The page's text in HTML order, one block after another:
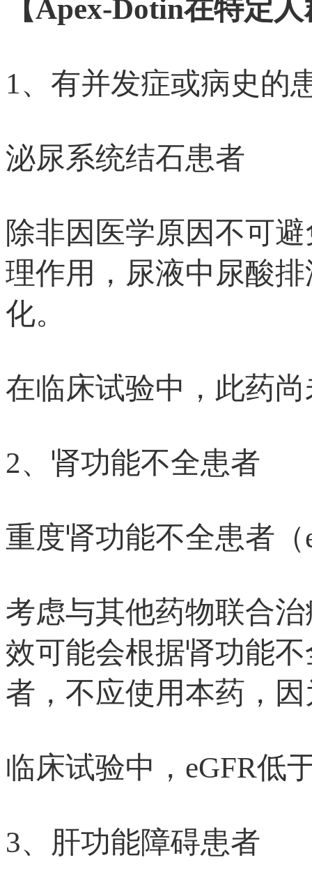
【Apex-Dotin在特定
1、有并发症或病史的
泌尿系统结石患者
除非因医学原因不可
理作用，尿液中尿酸
化。
在临床试验中，此药
2、肾功能不全患者
重度肾功能不全患者（
考虑与其他药物联合
效可能会根据肾功能
者，不应使用本药，
临床试验中，eGFR低
3、肝功能障碍患者